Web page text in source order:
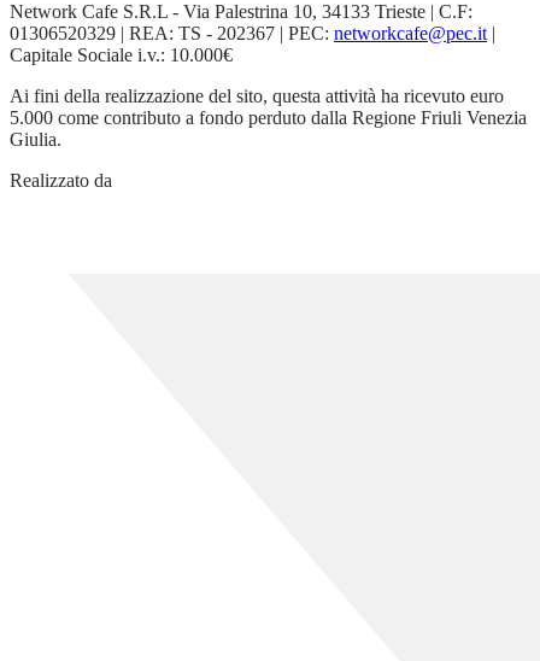
Network Cafe S.R.L - Via Palestrina 10, 34133 Trieste | C.F:
01306520329 | REA: TS - 202367 | PEC: networkcafe@pec.it|
Capitale Sociale i.v.: 10.000€
Ai fini della realizzazione del sito, questa attività ha ricevuto euro
5.000 come contributo a fondo perduto dalla Regione Friuli Venezia
Giulia.
Realizzato da